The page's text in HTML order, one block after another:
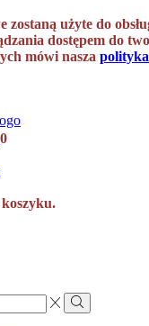
zostaną użyte do
dostępem do
mówi nasza
0
Search